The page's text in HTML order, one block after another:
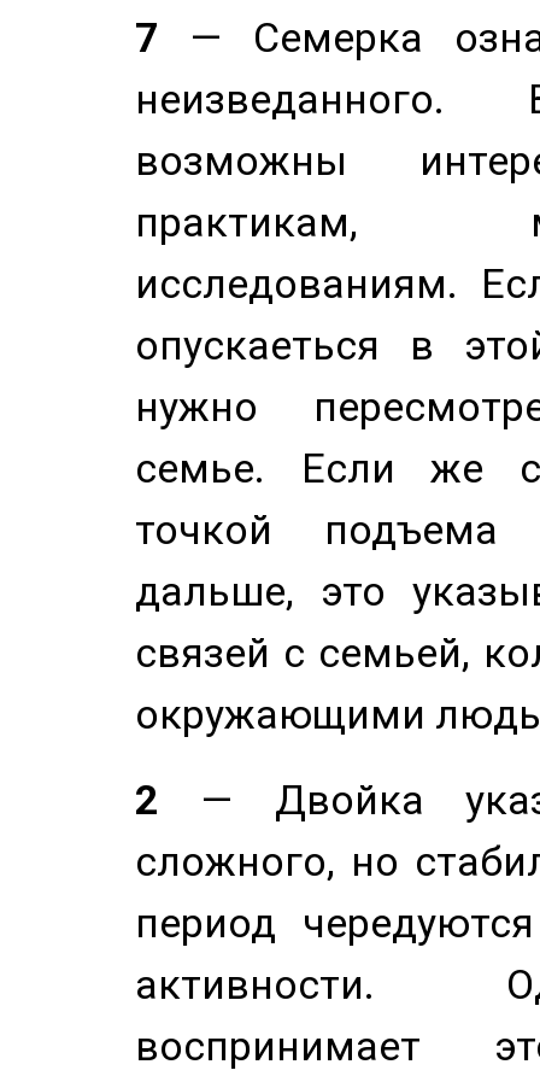
7 — Семерка
возможны
практикам,
исследованиям.
опускаеться в
нужно
семье. Если же
точкой
дальше, это
связей с семьей,
окружающими
2 — Двойка
сложного, но
период
активности.
воспринимает